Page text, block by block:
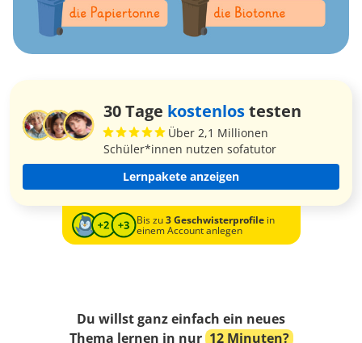
30 Tage kostenlostesten
Über 2,1 Millionen
Schüler*innen nutzen sofatutor
Lernpakete anzeigen
Bis zu3 Geschwisterprofilein
einem Account anlegen
Du willst ganz einfach ein neues
Thema lernen in nur 12 Minuten?